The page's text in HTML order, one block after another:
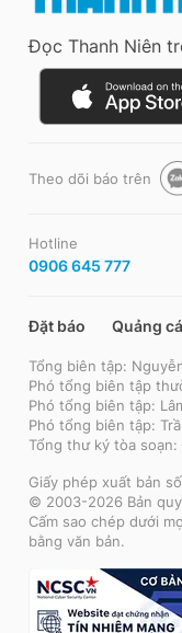
Đọc Thanh Niên
Theo dõi báo trên
Hotline
0906 645 777
Đặt báo Quảng
Tổng biên tập:
Phó tổng biên tập
Phó tổng biên tập:
Phó tổng biên tập:
Tổng thư ký tòa soạn:
Giấy phép xuất bản
© 2003-2026 Bản
Cấm sao chép dưới
bằng văn bản.